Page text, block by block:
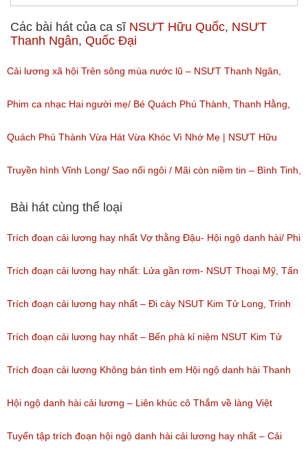
Các bài hát của ca sĩ NSƯT Hữu Quốc, NSƯT
Thanh Ngân, Quốc Đại
Cải lương xã hội Trên sông mùa nước lũ – NSƯT Thanh Ngân,
NSƯT Kim Tiểu Long, NSƯT Hữu Quốc
(Lượt nghe: 55)
Phim ca nhạc Hai người mẹ/ Bé Quách Phú Thành, Thanh Hằng,
NSUT Hữu Quốc , Võ Minh Lâm
(Lượt nghe: 41)
Quách Phú Thành Vừa Hát Vừa Khóc Vì Nhớ Mẹ | NSƯT Hữu
Quốc, NSƯT Phương Hồng Thủy
(Lượt nghe: 18)
Truyền hình Vĩnh Long/ Sao nối ngôi / Mãi còn niềm tin – Bình Tinh,
NSƯT Hữu Quốc
(Lượt nghe: 23)
Bài hát cùng thể loại
Trích đoạn cải lương hay nhất Vợ thằng Đậu- Hội ngộ danh hài/ Phi
Nhung, NSUT Kim Tử Long, Bảo Chung
(Lượt nghe: 165)
Trích đoạn cải lương hay nhất: Lửa gần rơm- NSUT Thoại Mỹ, Tấn
Beo- Hội ngộ danh hài tập 3
(Lượt nghe: 38)
Trích đoạn cải lương hay nhất – Đi cày NSUT Kim Tử Long, Trinh
Trinh/ Chương trình Hội Ngộ Danh Hài tập 08( ngày 18/02/2017)
(Lượt nghe: 46)
Trích đoạn cải lương hay nhất – Bến phà kỉ niệm NSUT Kim Tử
Long, NSUT Thanh Ngân/ Chương trình Hội Ngộ Danh Hài tập 08(
ngày 18/02/2017)
(Lượt nghe: 94)
Trích đoạn cải lương Không bán tình em Hội ngộ danh hài Thanh
Ngân, Linh Trung, Kim Thủy
(Lượt nghe: 98)
Hội ngộ danh hài cải lương – Liên khúc cô Thắm về làng Việt
Hương, Phan Ngọc Luân, Huỳnh Anh, Lâm Vinh Hải, Sơn Ngọc
Tuyển tập trích đoạn hội ngộ danh hài cải lương hay nhất – Cải